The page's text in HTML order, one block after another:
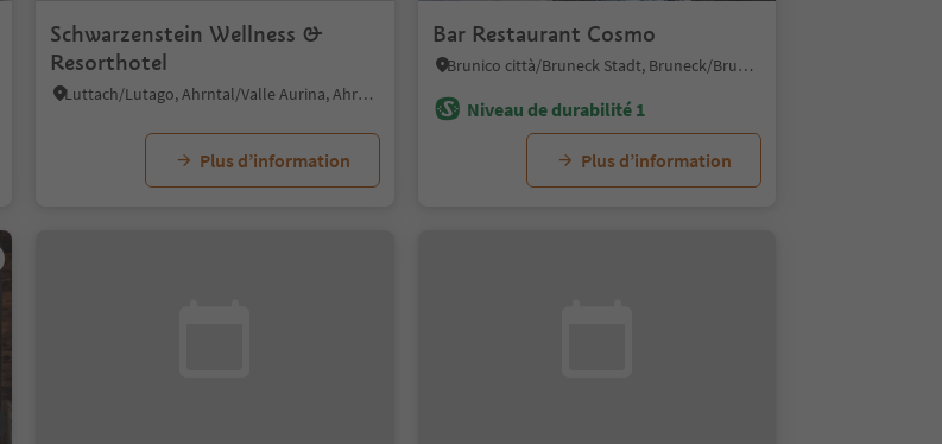
Schwarzenstein Wellness &
Resorthotel
Luttach/Lutago, Ahrntal/Valle Aurina, Ahrntal/Valle Aurina
Plus d’information
Bar Restaurant Cosmo
Brunico città/Bruneck Stadt, Bruneck/Brunico, Dolomites Region Kronplatz/Plan de Corones
Niveau de durabilité 1
Plus d’information